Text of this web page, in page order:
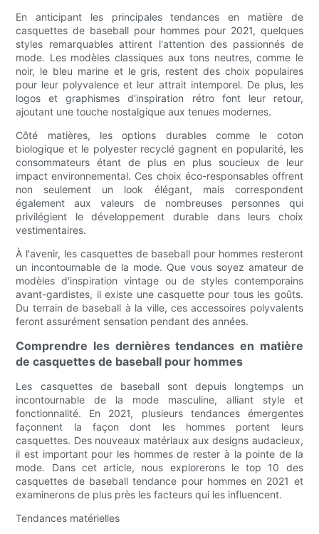
En anticipant les principales tendances en matière de
casquettes de baseball pour hommes pour 2021, quelques
styles remarquables attirent l'attention des passionnés de
mode. Les modèles classiques aux tons neutres, comme le
noir, le bleu marine et le gris, restent des choix populaires
pour leur polyvalence et leur attrait intemporel. De plus, les
logos et graphismes d'inspiration rétro font leur retour,
ajoutant une touche nostalgique aux tenues modernes.
Côté matières, les options durables comme le coton
biologique et le polyester recyclé gagnent en popularité, les
consommateurs étant de plus en plus soucieux de leur
impact environnemental. Ces choix éco-responsables offrent
non seulement un look élégant, mais correspondent
également aux valeurs de nombreuses personnes qui
privilégient le développement durable dans leurs choix
vestimentaires.
À l'avenir, les casquettes de baseball pour hommes resteront
un incontournable de la mode. Que vous soyez amateur de
modèles d'inspiration vintage ou de styles contemporains
avant-gardistes, il existe une casquette pour tous les goûts.
Du terrain de baseball à la ville, ces accessoires polyvalents
feront assurément sensation pendant des années.
Comprendre les dernières tendances en matière
de casquettes de baseball pour hommes
Les casquettes de baseball sont depuis longtemps un
incontournable de la mode masculine, alliant style et
fonctionnalité. En 2021, plusieurs tendances émergentes
façonnent la façon dont les hommes portent leurs
casquettes. Des nouveaux matériaux aux designs audacieux,
il est important pour les hommes de rester à la pointe de la
mode. Dans cet article, nous explorerons le top 10 des
casquettes de baseball tendance pour hommes en 2021 et
examinerons de plus près les facteurs qui les influencent.
Tendances matérielles